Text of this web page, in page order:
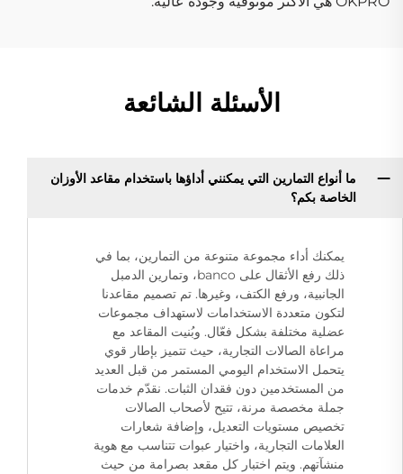
الأسئلة الشائعة
ما أنواع التمارين التي يمكنني أداؤها باستخدام مقاعد الأوزان
الخاصة بكم؟
يمكنك أداء مجموعة متنوعة من التمارين، بما في
ذلك رفع الأثقال على banco، وتمارين الدمبل
الجانبية، ورفع الكتف، وغيرها. تم تصميم مقاعدنا
لتكون متعددة الاستخدامات لاستهداف مجموعات
عضلية مختلفة بشكل فعّال. وبُنيت المقاعد مع
مراعاة الصالات التجارية، حيث تتميز بإطار قوي
يتحمل الاستخدام اليومي المستمر من قبل العديد
من المستخدمين دون فقدان الثبات. نقدّم خدمات
جملة مخصصة مرنة، تتيح لأصحاب الصالات
تخصيص مستويات التعديل، وإضافة شعارات
العلامات التجارية، واختيار عبوات تتناسب مع هوية
منشآتهم. ويتم اختبار كل مقعد بصرامة من حيث